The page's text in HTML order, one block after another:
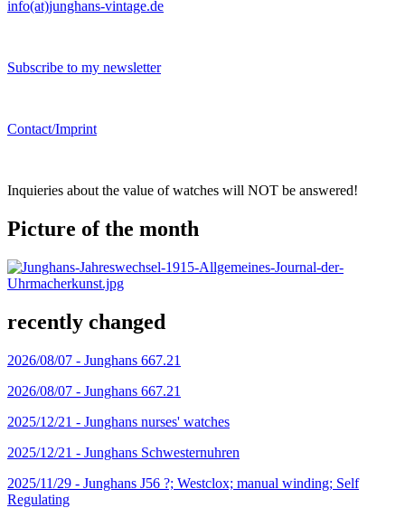
info(at)junghans-vintage.de
Subscribe to my newsletter
Contact/Imprint
Inquieries about the value of watches will NOT be answered!
Picture of the month
recently changed
2026/08/07 - Junghans 667.21
2026/08/07 - Junghans 667.21
2025/12/21 - Junghans nurses' watches
2025/12/21 - Junghans Schwesternuhren
2025/11/29 - Junghans J56 ?; Westclox; manual winding; Self
Regulating